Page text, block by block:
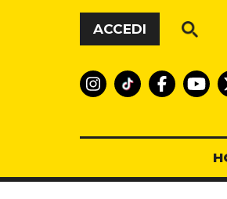
Vai al contenuto
ACCEDI